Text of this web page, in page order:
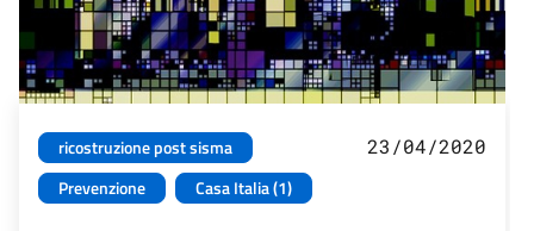
ricostruzione post sisma
Prevenzione
Casa Italia (1)
23/04/2020